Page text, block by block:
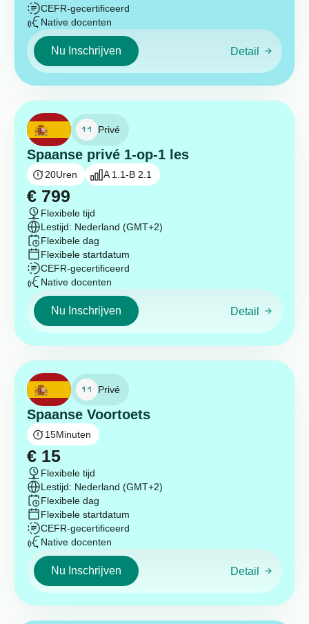
CEFR-gecertificeerd
Native docenten
Nu Inschrijven Detail
Privé
Spaanse privé 1-op-1 les
20Uren A 1.1-B 2.1
€ 799
Flexibele tijd
Lestijd: Nederland (GMT+2)
Flexibele dag
Flexibele startdatum
CEFR-gecertificeerd
Native docenten
Nu Inschrijven Detail
Privé
Spaanse Voortoets
15Minuten
€ 15
Flexibele tijd
Lestijd: Nederland (GMT+2)
Flexibele dag
Flexibele startdatum
CEFR-gecertificeerd
Native docenten
Nu Inschrijven Detail